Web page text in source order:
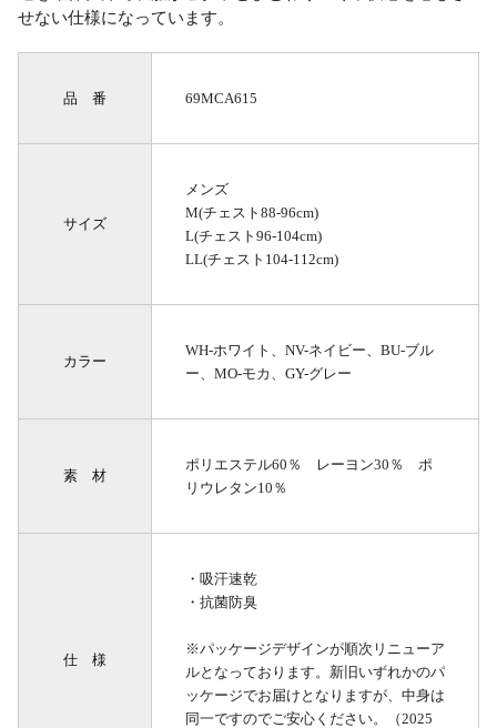
せない仕様になっています。
品 番 69MCA615
サイズ
メンズ
M(チェスト88-96cm)
L(チェスト96-104cm)
LL(チェスト104-112cm)
カラー
WH-ホワイト、NV-ネイビー、BU-ブル
ー、MO-モカ、GY-グレー
素 材
ポリエステル60％ レーヨン30％ ポ
リウレタン10％
仕 様
・吸汗速乾
・抗菌防臭
※パッケージデザインが順次リニューア
ルとなっております。新旧いずれかのパ
ッケージでお届けとなりますが、中身は
同一ですのでご安心ください。（2025